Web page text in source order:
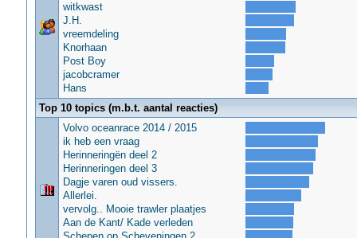
witkwast
J.H.
vreemdeling
Knorhaan
Post Boy
jacobcramer
Hans
Top 10 topics (m.b.t. aantal reacties)
Volvo oceanrace 2014 / 2015
ik heb een vraag
Herinneringën deel 2
Herinneringen deel 3
Dagje varen oud vissers.
Allerlei.
vervolg.. Mooie trawler plaatjes
Aan de Kant/ Kade verleden